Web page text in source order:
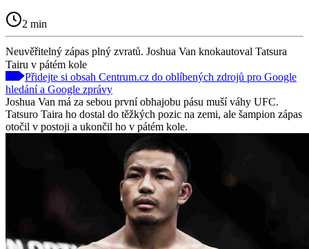
2 min
Neuvěřitelný zápas plný zvratů. Joshua Van knokautoval Tatsura
Tairu v pátém kole
Přidejte si obsah Centrum.cz do oblíbených zdrojů pro Google
hledání a Google zprávy
Joshua Van má za sebou první obhajobu pásu muší váhy UFC.
Tatsuro Taira ho dostal do těžkých pozic na zemi, ale šampion zápas
otočil v postoji a ukončil ho v pátém kole.